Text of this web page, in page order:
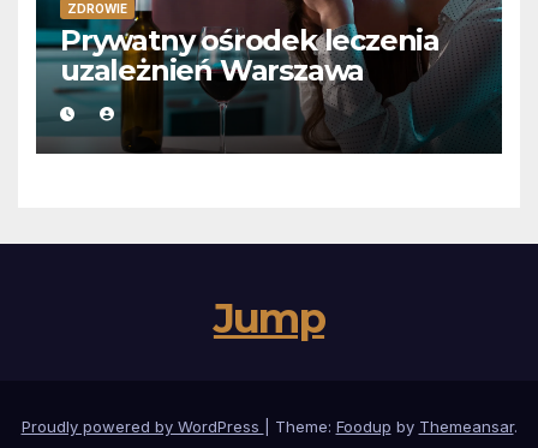
ZDROWIE
Prywatny ośrodek leczenia
uzależnień Warszawa
Jump
Proudly powered by WordPress Theme: Foodup by Themeansar.